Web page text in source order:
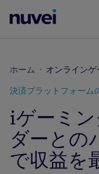
ホ
ム
ペ
ジ
ホーム オンラインゲ
決済プラットフォーム
iゲーミ
ダーとの
で収益を